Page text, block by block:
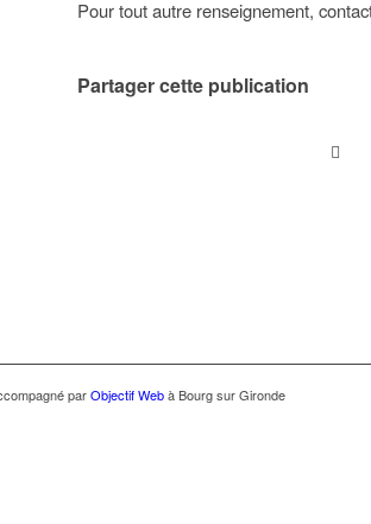
Pour tout autre renseignement,
Partager cette publication
parObjectif Webà Bourg sur Gironde